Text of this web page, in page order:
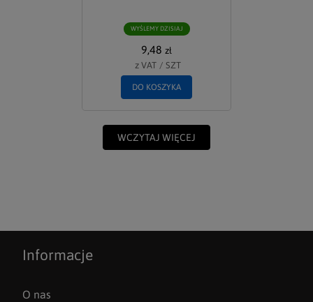
WYŚLEMY DZISIAJ
9,48 zł
z VAT / SZT
DO KOSZYKA
WCZYTAJ WIĘCEJ
Informacje
O nas